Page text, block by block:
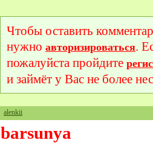
Чтобы оставить
нужно авторизироваться.
пожалуйста пройдите
и займёт у Вас не более
alenkii
barsunya